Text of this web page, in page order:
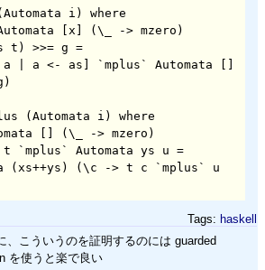
i) where
(Automata i) where
Tags: haskell
、こういうのを証明するのには guarded
を使うと楽で良い